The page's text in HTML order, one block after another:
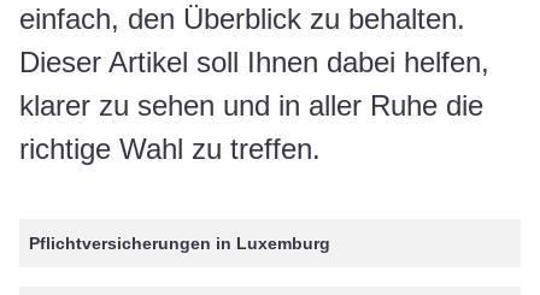
einfach, den Überblick zu behalten.
Dieser Artikel soll Ihnen dabei helfen,
klarer zu sehen und in aller Ruhe die
richtige Wahl zu treffen.
Pflichtversicherungen in Luxemburg